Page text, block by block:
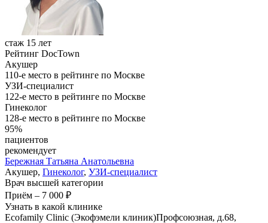
стаж 15 лет
Рейтинг DocTown
Акушер
110-е место в рейтинге по Москве
УЗИ-специалист
122-е место в рейтинге по Москве
Гинеколог
128-е место в рейтинге по Москве
95%
пациентов
рекомендует
Бережная Татьяна Анатольевна
Акушер, Гинеколог, УЗИ-специалист
Врач высшей категории
Приём – 7 000 ₽
Узнать в какой клинике
Ecofamily Clinic (Экофэмели клиник)Профсоюзная, д.68,